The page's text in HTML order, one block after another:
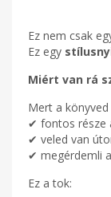
Ez nem csak
Ez egy
Miért van rá
Mert a
✔ fontos része
✔ veled van
✔ megérdemli
Ez a tok: